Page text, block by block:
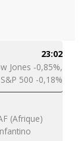
23:02
Jones -0,85%,
500 -0,18%
(Afrique)